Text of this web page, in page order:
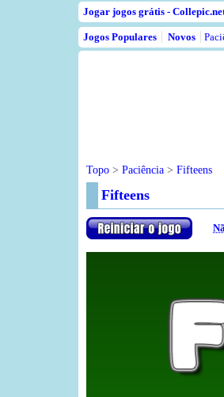
Jogar jogos grátis -
Jogos Populares Novos
Topo > Paciência > Fifteens
Fifteens